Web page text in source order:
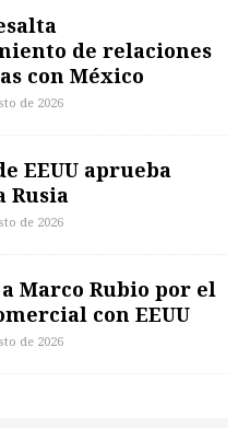
de relaciones
con México
de 2026
EEUU aprueba
Rusia
de 2026
Marco Rubio por el
con EEUU
de 2026